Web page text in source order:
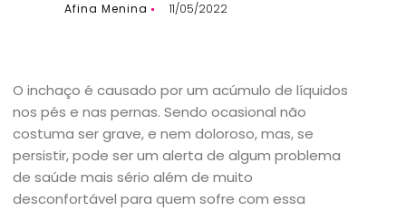
Afina Menina 11/05/2022
O inchaço é causado por um acúmulo de líquidos
nos pés e nas pernas. Sendo ocasional não
costuma ser grave, e nem doloroso, mas, se
persistir, pode ser um alerta de algum problema
de saúde mais sério além de muito
desconfortável para quem sofre com essa